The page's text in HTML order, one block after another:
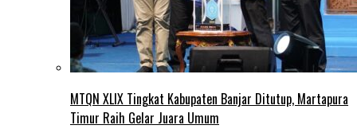
MTQN XLIX Tingkat Kabupaten Banjar Ditutup, Martapura
Timur Raih Gelar Juara Umum